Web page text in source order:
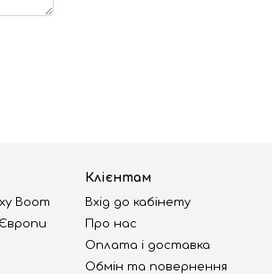
Boom
Клієнтам
Вхід до кабінету
Про нас
Оплата і доставка
Обмін та повернення